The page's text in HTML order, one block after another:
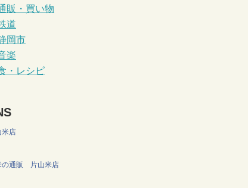
販・買い物
道
岡市
楽
・レシピ
米店
の通販 片山米店